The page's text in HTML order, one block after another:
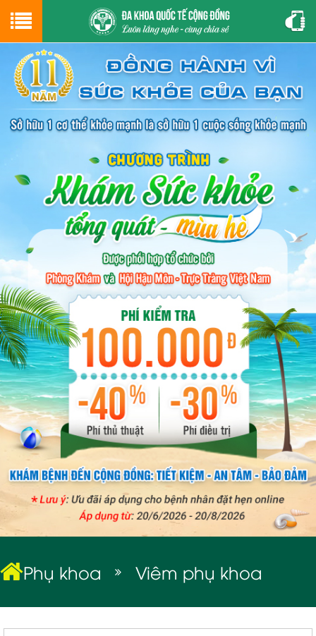
Hotline0243.9656.999tư vấn miễn phí
GIỚI THIỆU
GIỚI THIỆU VỀ PHÒNG KHÁM
CƠ SỞ VẬT CHẤT
ĐẶT HẸN LỊCH KHÁM
ĐƯỜNG TỚI PHÒNG KHÁM
NAM KHOA
PHỤ KHOA
BỆNH HẬU MÔN
BỆNH XÃ HỘI
Phụ khoa Viêm phụ khoa